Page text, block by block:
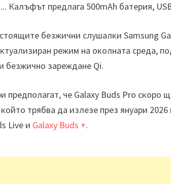
... Калъфът предлага 500mAh батерия,
безжични слушалки Samsung
режим на околната среда,
безжично зареждане Qi.
предполагат, че Galaxy Buds Pro скоро
който трябва да излезе през януари
Live и Galaxy Buds +.